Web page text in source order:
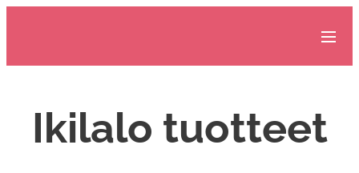
Ikilalo tuotteet